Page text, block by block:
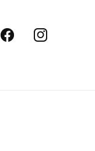
FacebookInstagram